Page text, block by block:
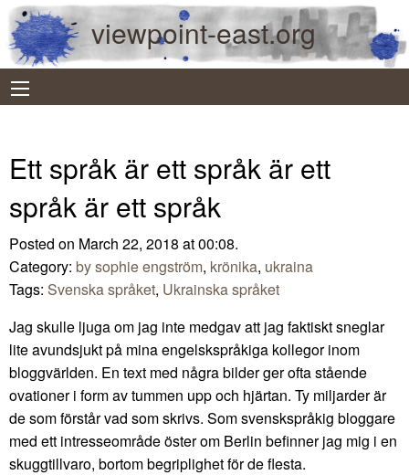
viewpoint-east.org
Ett språk är ett språk är ett
språk är ett språk
Posted on March 22, 2018 at 00:08.
Category: by sophie engström, krönika, ukraina
Tags: Svenska språket, Ukrainska språket
Jag skulle ljuga om jag inte medgav att jag faktiskt sneglar
lite avundsjukt på mina engelskspråkiga kollegor inom
bloggvärlden. En text med några bilder ger ofta stående
ovationer i form av tummen upp och hjärtan. Ty miljarder är
de som förstår vad som skrivs. Som svenskspråkig bloggare
med ett intresseområde öster om Berlin befinner jag mig i en
skuggtillvaro, bortom begriplighet för de flesta.